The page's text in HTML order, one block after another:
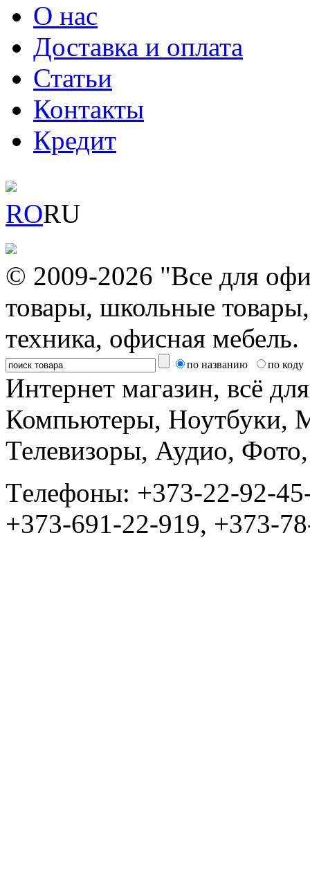
О нас
Доставка и оплата
Статьи
Контакты
Кредит
RORU
© 2009-2026 "Все для
товары, школьные
техника, офисная мебель.
по названию по коду
Интернет магазин, всё
Компьютеры, Ноутбуки,
Телевизоры, Аудио,
Tелефоны: +373-22-92-
+373-691-22-919, +373-